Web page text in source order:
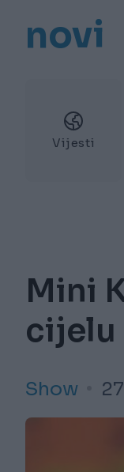
novi
Vijesti
Mini
cijelu
Show